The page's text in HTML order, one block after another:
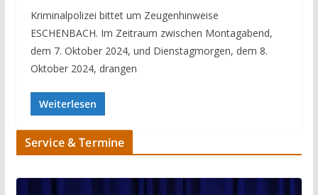
Kriminalpolizei bittet um Zeugenhinweise
ESCHENBACH. Im Zeitraum zwischen Montagabend,
dem 7. Oktober 2024, und Dienstagmorgen, dem 8.
Oktober 2024, drangen
Weiterlesen
Service & Termine